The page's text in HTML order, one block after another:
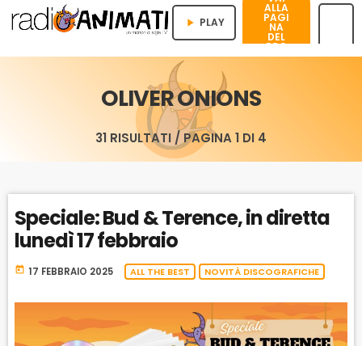
play_arrow PLAY
ALLA
PAGI
NA
DEL
PRO
GRA
OLIVER ONIONS
31 RISULTATI / PAGINA 1 DI 4
Speciale: Bud & Terence, in diretta
lunedì 17 febbraio
today 17 FEBBRAIO 2025 ALL THE BEST NOVITÀ DISCOGRAFICHE